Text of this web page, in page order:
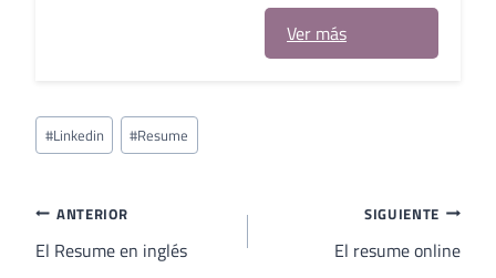
Ver más
Etiquetas
de
entrada:
#Linkedin #Resume
Navegación
de
ANTERIOR
El Resume en inglés
SIGUIENTE
El resume online